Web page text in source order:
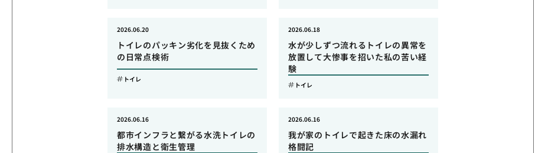
トイレのパッキン劣化を見抜くため
の日常点検術
2026.06.20
トイレ
水が少しずつ流れるトイレの異常を
放置して大惨事を招いた私の苦い経
験
2026.06.18
トイレ
都市インフラと繋がる水洗トイレの
排水構造と衛生管理
2026.06.16
我が家のトイレで起きた床の水漏れ
格闘記
2026.06.16